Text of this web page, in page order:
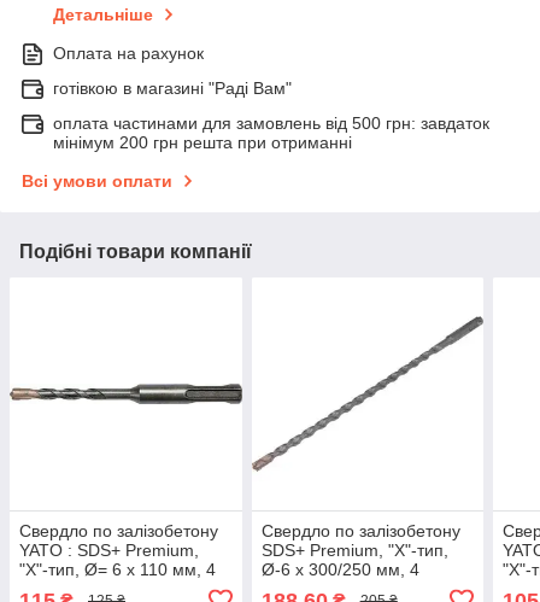
Детальніше
Оплата на рахунок
готівкою в магазині "Раді Вам"
оплата частинами для замовлень від 500 грн: завдаток
мінімум 200 грн решта при отриманні
Всі умови оплати
Подібні товари компанії
Свердло по залізобетону
YATO : SDS+ Premium,
"Х"-тип, Ø= 6 х 110 мм, 4
Свердло по залізобетону
SDS+ Premium, "Х"-тип,
Ø-6 х 300/250 мм, 4
різальні пруги YATO YT-
"Х"-